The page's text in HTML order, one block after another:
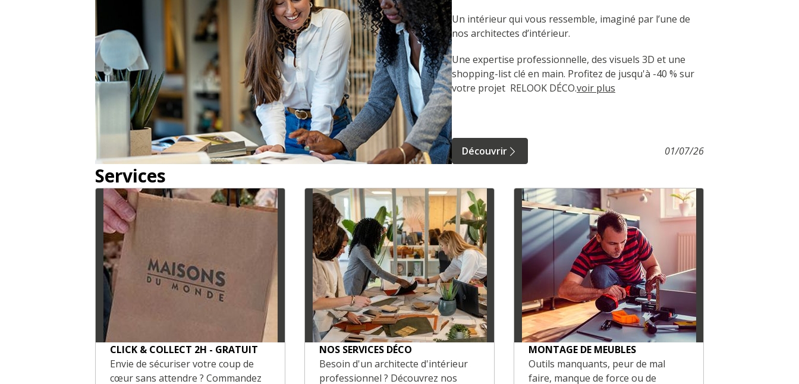
Un intérieur qui vous ressemble, imaginé par l’une de
nos architectes d’intérieur.
Une expertise professionnelle, des visuels 3D et une
shopping-list clé en main. Profitez de jusqu'à -40 % sur
votre projet RELOOK DÉCO.voir plus
Découvrir 01/07/26
Services
CLICK & COLLECT 2H - GRATUIT
Envie de sécuriser votre coup de
cœur sans attendre ? Commandez
NOS SERVICES DÉCO
Besoin d'un architecte d'intérieur
professionnel ? Découvrez nos
MONTAGE DE MEUBLES
Outils manquants, peur de mal
faire, manque de force ou de